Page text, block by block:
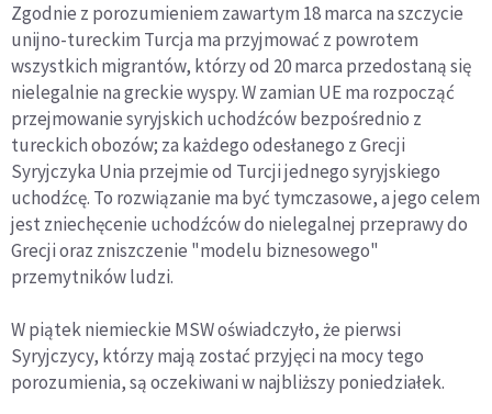
Zgodnie z porozumieniem zawartym 18 marca na szczycie
unijno-tureckim Turcja ma przyjmować z powrotem
wszystkich migrantów, którzy od 20 marca przedostaną się
nielegalnie na greckie wyspy. W zamian UE ma rozpocząć
przejmowanie syryjskich uchodźców bezpośrednio z
tureckich obozów; za każdego odesłanego z Grecji
Syryjczyka Unia przejmie od Turcji jednego syryjskiego
uchodźcę. To rozwiązanie ma być tymczasowe, a jego celem
jest zniechęcenie uchodźców do nielegalnej przeprawy do
Grecji oraz zniszczenie "modelu biznesowego"
przemytników ludzi.
W piątek niemieckie MSW oświadczyło, że pierwsi
Syryjczycy, którzy mają zostać przyjęci na mocy tego
porozumienia, są oczekiwani w najbliższy poniedziałek.